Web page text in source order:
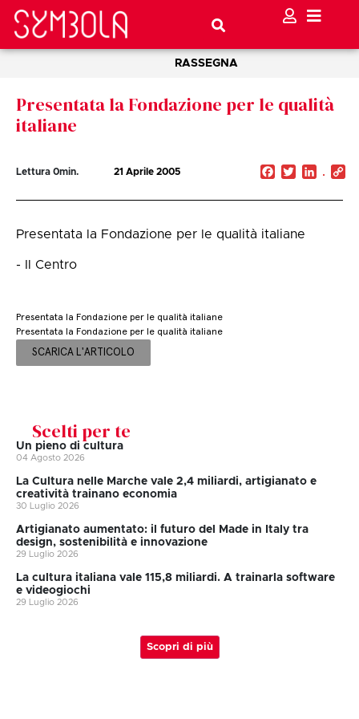
RASSEGNA
Presentata la Fondazione per le qualità
italiane
Lettura 0min. 21 Aprile 2005 Facebook
Twitter
Presentata la Fondazione per le qualità italiane
- Il Centro
Presentata la Fondazione per le qualità italiane
Presentata la Fondazione per le qualità italiane
SCARICA L'ARTICOLO
Scelti per te
Un pieno di cultura
04 Agosto 2026
La Cultura nelle Marche vale 2,4 miliardi, artigianato e
creatività trainano economia
30 Luglio 2026
Artigianato aumentato: il futuro del Made in Italy tra
design, sostenibilità e innovazione
29 Luglio 2026
La cultura italiana vale 115,8 miliardi. A trainarla software
e videogiochi
29 Luglio 2026
Scopri di più